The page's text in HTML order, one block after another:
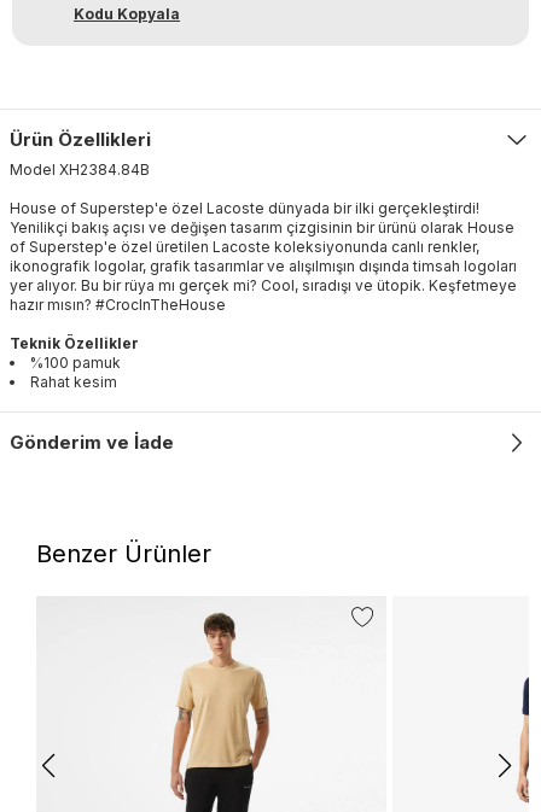
Kodu Kopyala
Ürün Özellikleri
Model XH2384.84B
House of Superstep'e özel Lacoste dünyada bir ilki gerçekleştirdi!
Yenilikçi bakış açısı ve değişen tasarım çizgisinin bir ürünü olarak House
of Superstep'e özel üretilen Lacoste koleksiyonunda canlı renkler,
ikonografik logolar, grafik tasarımlar ve alışılmışın dışında timsah logoları
yer alıyor. Bu bir rüya mı gerçek mi? Cool, sıradışı ve ütopik. Keşfetmeye
hazır mısın? #CrocInTheHouse
Teknik Özellikler
%100 pamuk
Rahat kesim
Gönderim ve İade
Benzer Ürünler